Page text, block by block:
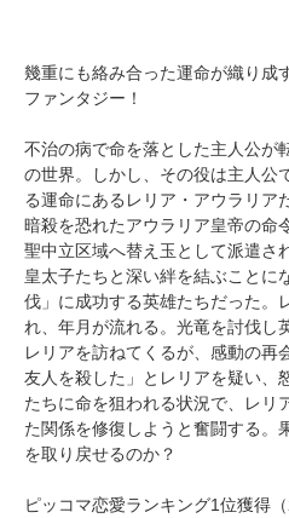
幾重にも絡み合った運命が織り成
ファンタジー！
不治の病で命を落とした主人公が
の世界。しかし、その役は主人公
る運命にあるレリア・アウラリ
暗殺を恐れたアウラリア皇帝の命
聖中立区域へ替え玉として派遣さ
皇太子たちと深い絆を結ぶことに
伐」に成功する英雄たちだった。
れ、年月が流れる。光竜を討伐し
レリアを訪ねてくるが、感動の再
友人を殺した」とレリアを疑い、
たちに命を狙われる状況で、レリ
た関係を修復しようと奮闘する。
を取り戻せるのか？
ピッコマ恋愛ランキング1位獲得